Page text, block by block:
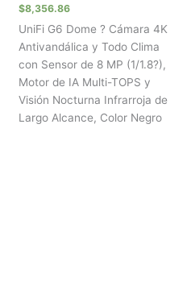
$8,356.86
UniFi G6 Dome ? Cámara 4K
Antivandálica y Todo Clima
con Sensor de 8 MP (1/1.8?),
Motor de IA Multi-TOPS y
Visión Nocturna Infrarroja de
Largo Alcance, Color Negro